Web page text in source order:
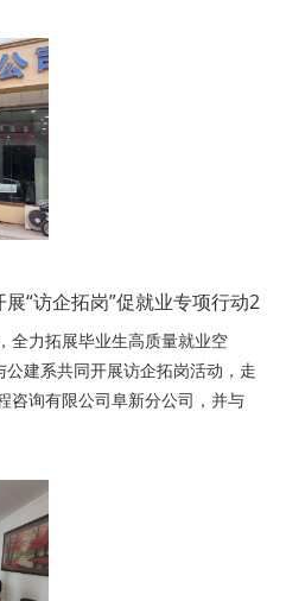
展“访企拓岗”促就业专项行动2
全力拓展毕业生高质量就业空
建系共同开展访企拓岗活动，走
咨询有限公司阜新分公司，并与